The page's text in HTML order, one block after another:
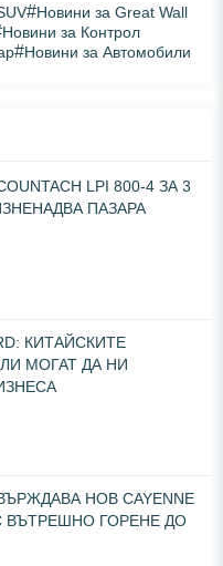
#Новини за Great Wall
Новини за Контрол
#Новини за Автомобили
LPI 800-4 ЗА 3
ПАЗАРА
КИТАЙСКИТЕ
МОГАТ ДА НИ
НОВ CAYENNE
ВЪТРЕШНО ГОРЕНЕ ДО